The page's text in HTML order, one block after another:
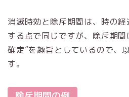
消滅時効と除斥期間は、時の
する点で同じですが、除斥期
確定”を趣旨としているので、
す。